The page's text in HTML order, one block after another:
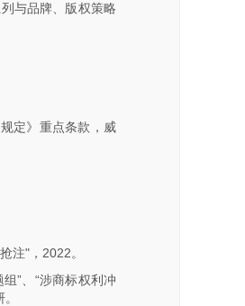
与品牌、版权策略
定》重点条款，威
注"，2022。
”、“涉商标权利冲